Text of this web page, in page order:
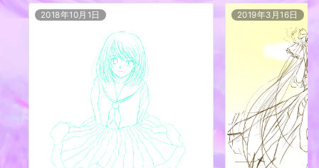
2018年10月1日 2019年3月16日